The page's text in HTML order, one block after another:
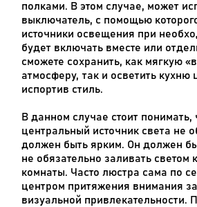
полками. В этом случае, может
выключатель, с помощью
источники освещения при
будет включать вместе или
сможете сохранить, как мягкую
атмосферу, так и осветить кухню
испортив стиль.
В данном случае стоит понимать,
центральный источник света не
должен быть ярким. Он должен
не обязательно заливать светом
комнаты. Часто люстра сама по
центром притяжения внимания
визуальной привлекательности.